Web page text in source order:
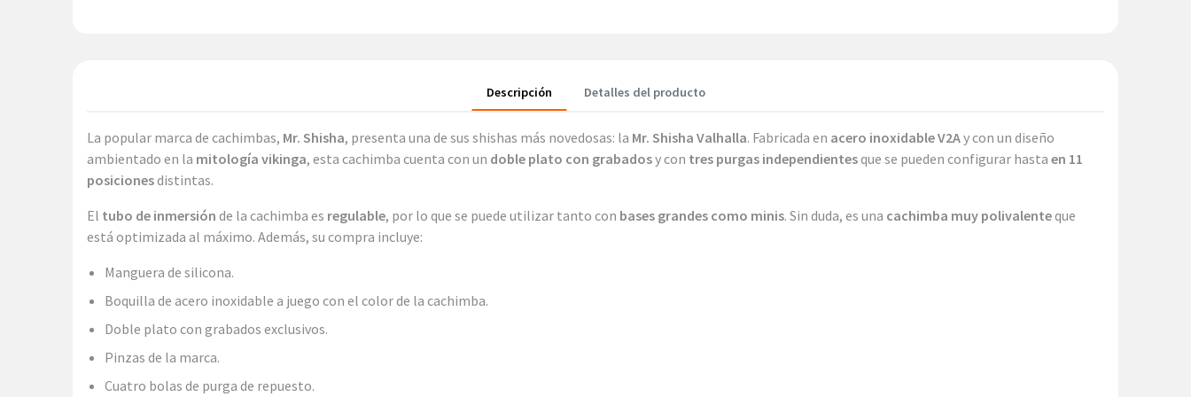
Descripción Detalles del producto
La popular marca de cachimbas, Mr. Shisha, presenta una de sus shishas más novedosas: la Mr. Shisha Valhalla. Fabricada en acero inoxidable V2Ay con un diseño
ambientado en la mitología vikinga, esta cachimba cuenta con un doble plato con grabadosy con tres purgas independientesque se pueden configurar hasta en 11
posicionesdistintas.
El tubo de inmersión de la cachimba es regulable, por lo que se puede utilizar tanto con bases grandes como minis. Sin duda, es una cachimba muy polivalenteque
está optimizada al máximo. Además, su compra incluye:
Manguera de silicona.
Boquilla de acero inoxidable a juego con el color de la cachimba.
Doble plato con grabados exclusivos.
Pinzas de la marca.
Cuatro bolas de purga de repuesto.